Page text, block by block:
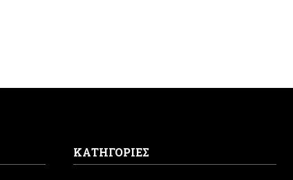
ΚΑΤΗΓΟΡΙΕΣ